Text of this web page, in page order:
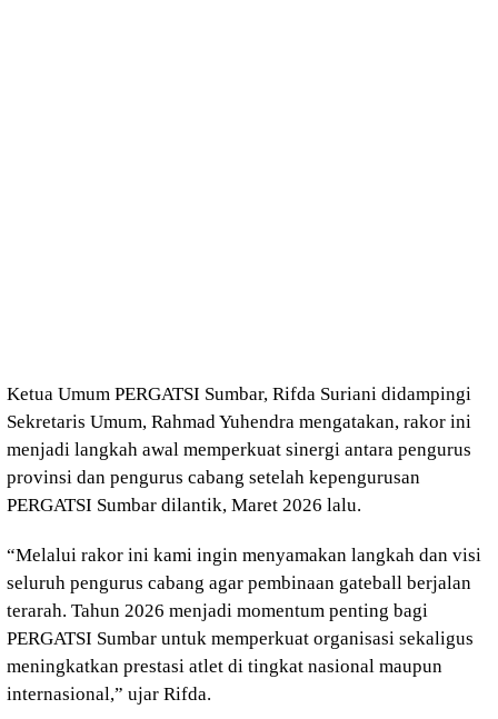
Ketua Umum PERGATSI Sumbar, Rifda Suriani didampingi
Sekretaris Umum, Rahmad Yuhendra mengatakan, rakor ini
menjadi langkah awal memperkuat sinergi antara pengurus
provinsi dan pengurus cabang setelah kepengurusan
PERGATSI Sumbar dilantik, Maret 2026 lalu.
“Melalui rakor ini kami ingin menyamakan langkah dan visi
seluruh pengurus cabang agar pembinaan gateball berjalan
terarah. Tahun 2026 menjadi momentum penting bagi
PERGATSI Sumbar untuk memperkuat organisasi sekaligus
meningkatkan prestasi atlet di tingkat nasional maupun
internasional,” ujar Rifda.